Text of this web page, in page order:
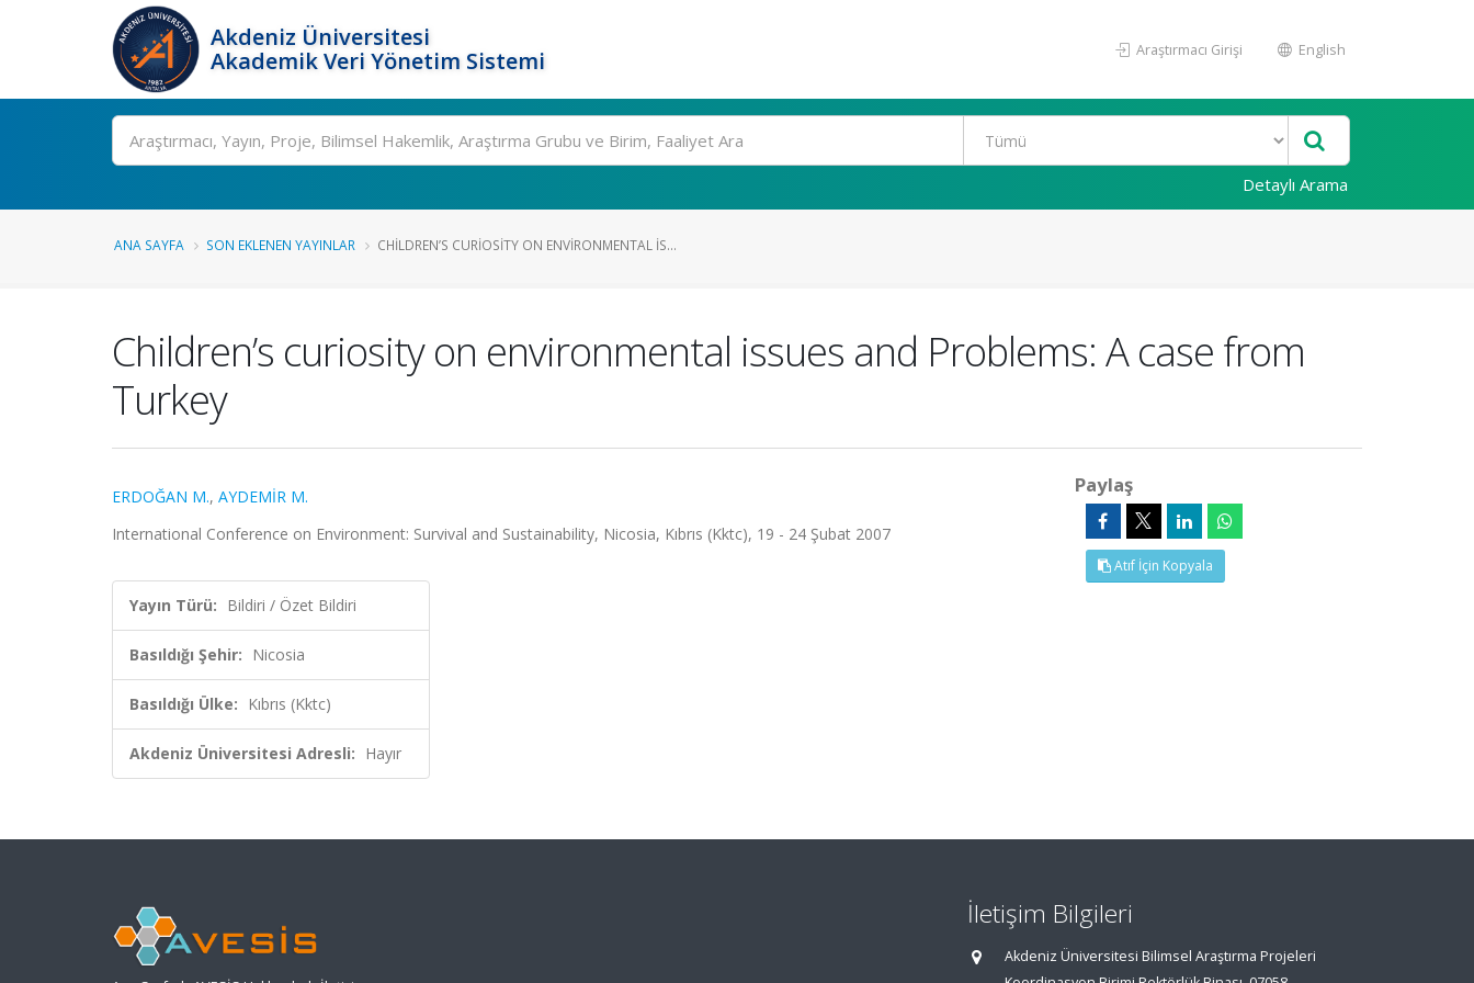
Akdeniz Üniversitesi
Akademik Veri Yönetim Sistemi
Araştırmacı Girişi English
Ara
Detaylı Arama
ANA SAYFA SON EKLENEN YAYINLAR CHILDREN’S CURIOSITY ON ENVIRONMENTAL IS...
Children’s curiosity on environmental issues and Problems: A case from
Turkey
ERDOĞAN M., AYDEMİR M.
International Conference on Environment: Survival and Sustainability, Nicosia, Kıbrıs (Kktc), 19 - 24 Şubat 2007
Yayın Türü: Bildiri / Özet Bildiri
Basıldığı Şehir: Nicosia
Basıldığı Ülke: Kıbrıs (Kktc)
Akdeniz Üniversitesi Adresli: Hayır
Paylaş
Atıf İçin Kopyala
İletişim Bilgileri
Akdeniz Üniversitesi Bilimsel Araştırma Projeleri